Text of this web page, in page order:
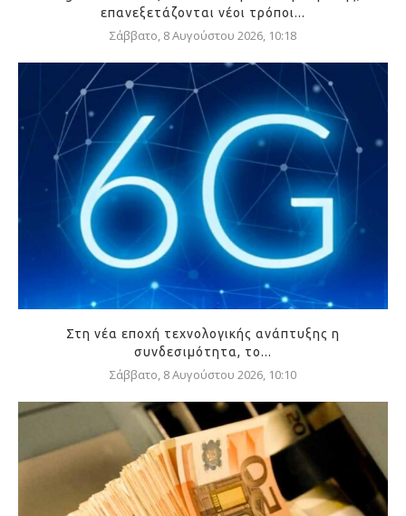
επανεξετάζονται νέοι τρόποι...
Σάββατο, 8 Αυγούστου 2026, 10:18
Στη νέα εποχή τεχνολογικής ανάπτυξης η
συνδεσιμότητα, το...
Σάββατο, 8 Αυγούστου 2026, 10:10